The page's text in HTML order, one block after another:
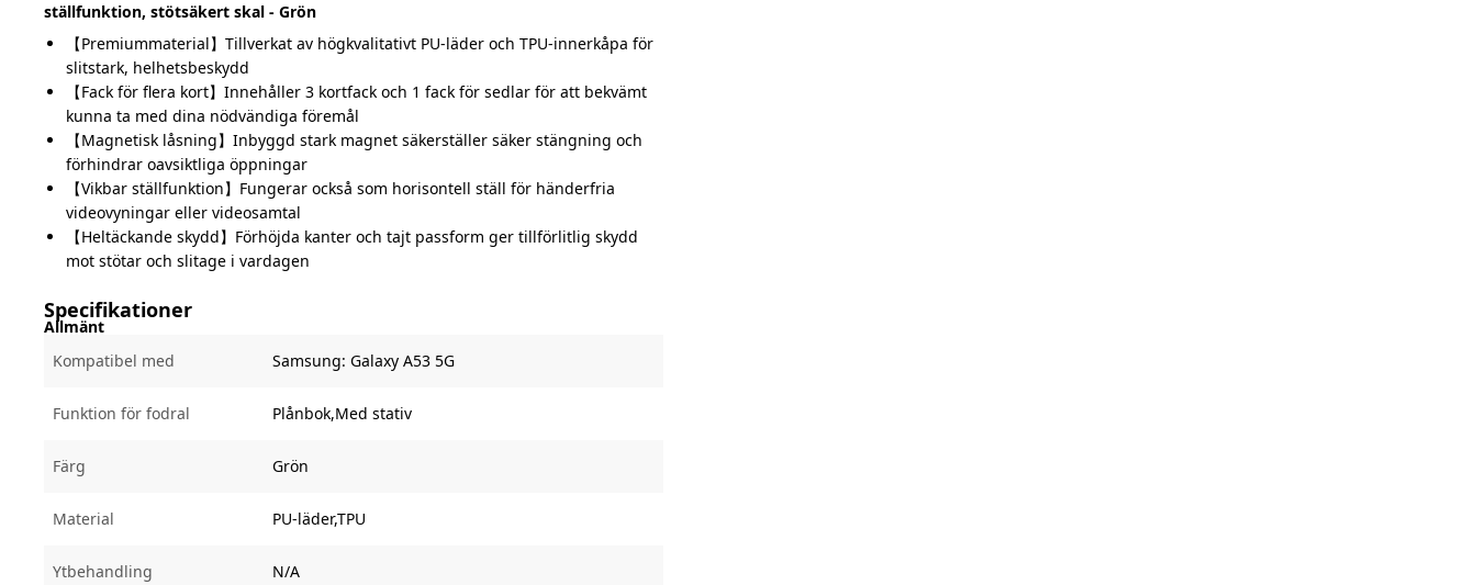
ställfunktion, stötsäkert skal - Grön
【Premiummaterial】Tillverkat av högkvalitativt PU-läder och TPU-innerkåpa för
slitstark, helhetsbeskydd
【Fack för flera kort】Innehåller 3 kortfack och 1 fack för sedlar för att bekvämt
kunna ta med dina nödvändiga föremål
【Magnetisk låsning】Inbyggd stark magnet säkerställer säker stängning och
förhindrar oavsiktliga öppningar
【Vikbar ställfunktion】Fungerar också som horisontell ställ för händerfria
videovyningar eller videosamtal
【Heltäckande skydd】Förhöjda kanter och tajt passform ger tillförlitlig skydd
mot stötar och slitage i vardagen
Specifikationer
Allmänt
Kompatibel med
Samsung: Galaxy A53 5G
Funktion för fodral Plånbok,Med stativ
Färg Grön
Material PU-läder,TPU
Ytbehandling N/A